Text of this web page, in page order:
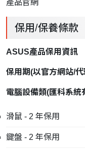
產品官網
保用/保養條款
ASUS產品保用資訊
保用期(以官方網站/代
電腦設備類(匯科系統
滑鼠 - 2 年保用
鍵盤 - 2 年保用